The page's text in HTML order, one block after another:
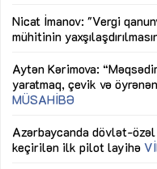
Nicat İmanov: "Vergi
mühitinin
Aytən Kərimova:
yaratmaq, çevik və
MÜSAHİBƏ
Azərbaycanda dövlət-özəl
keçirilən ilk pilot layihə